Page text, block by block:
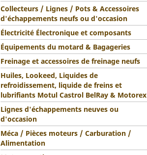
Collecteurs / Lignes / Pots & Accessoires
d'échappements neufs ou d'occasion
Électricité Électronique et composants
Équipements du motard & Bagageries
Freinage et accessoires de freinage neufs
Huiles, Lookeed, Liquides de
refroidissement, liquide de freins et
lubrifiants Motul Castrol BelRay & Motorex
Lignes d'échappements neuves ou
d'occasion
Méca / Pièces moteurs / Carburation /
Alimentation